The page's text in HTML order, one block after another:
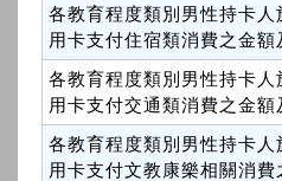
各教育程度類別男性持卡人
用卡支付住宿類消費之金額
各教育程度類別男性持卡人
用卡支付交通類消費之金額
各教育程度類別男性持卡人
用卡支付文教康樂相關消費